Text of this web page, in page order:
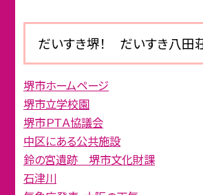
だいすき堺！ だいすき八田
堺市ホームページ
堺市立学校園
堺市ＰＴＡ協議会
中区にある公共施設
鈴の宮遺跡 堺市文化財課
石津川